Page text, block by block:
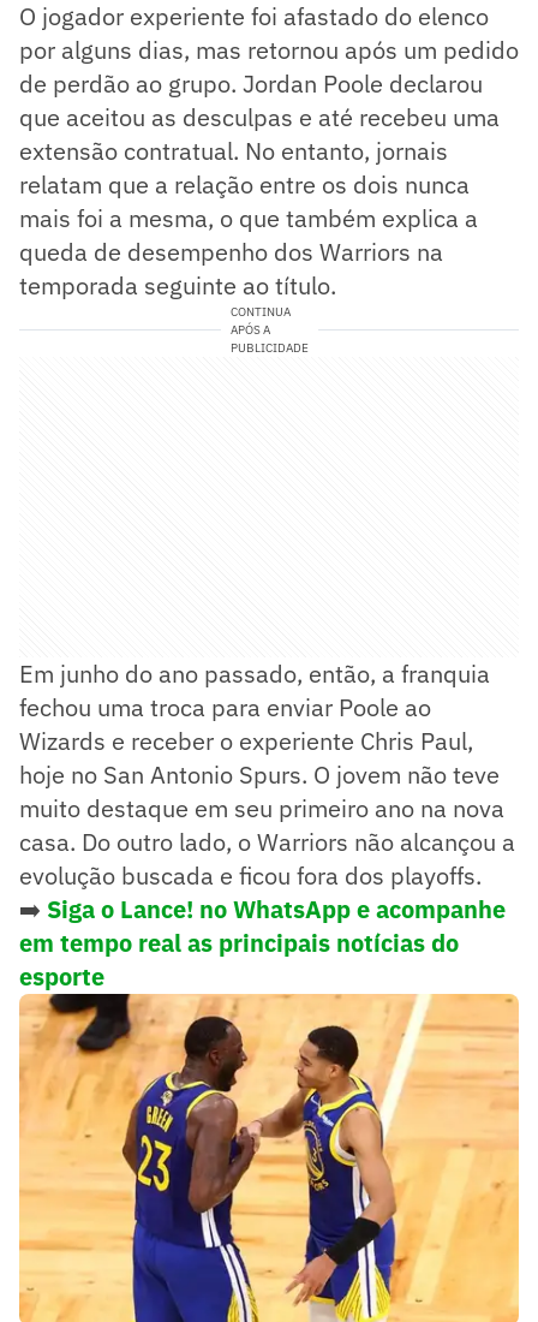
O jogador experiente foi afastado do elenco
por alguns dias, mas retornou após um pedido
de perdão ao grupo. Jordan Poole declarou
que aceitou as desculpas e até recebeu uma
extensão contratual. No entanto, jornais
relatam que a relação entre os dois nunca
mais foi a mesma, o que também explica a
queda de desempenho dos Warriors na
temporada seguinte ao título.
CONTINUA
APÓS A
PUBLICIDADE
Em junho do ano passado, então, a franquia
fechou uma troca para enviar Poole ao
Wizards e receber o experiente Chris Paul,
hoje no San Antonio Spurs. O jovem não teve
muito destaque em seu primeiro ano na nova
casa. Do outro lado, o Warriors não alcançou a
evolução buscada e ficou fora dos playoffs.
➡️ Siga o Lance! no WhatsApp e acompanhe
em tempo real as principais notícias do
esporte